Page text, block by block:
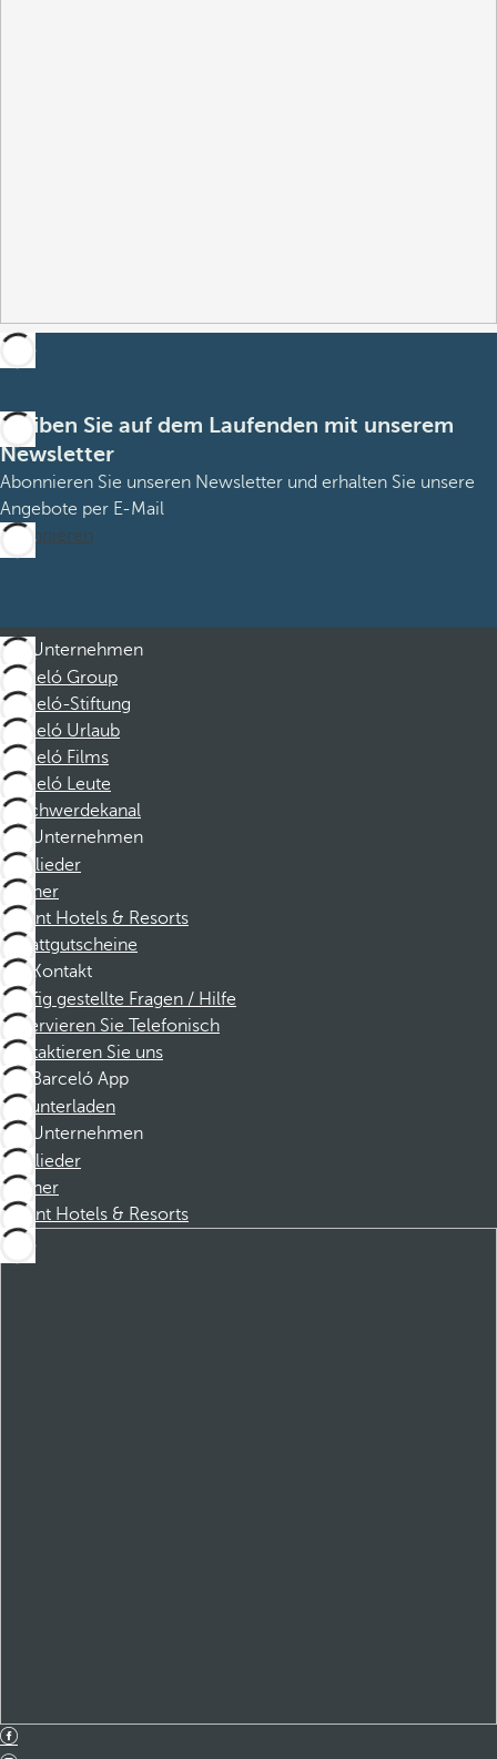
Bleiben Sie auf dem Laufenden mit unserem
Newsletter
Abonnieren Sie unseren Newsletter und erhalten Sie unsere
Angebote per E-Mail
Abonnieren
Unternehmen
Barceló Group
Barceló-Stiftung
Barceló Urlaub
Barceló Films
Barceló Leute
Beschwerdekanal
Unternehmen
Mitglieder
Partner
Dorint Hotels & Resorts
Rabattgutscheine
Kontakt
Häufig gestellte Fragen / Hilfe
Reservieren Sie Telefonisch
Kontaktieren Sie uns
Barceló App
Herunterladen
Unternehmen
Mitglieder
Partner
Dorint Hotels & Resorts